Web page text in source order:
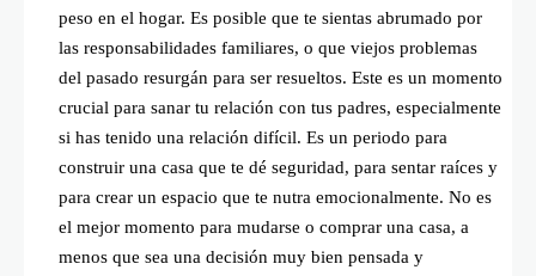
peso en el hogar. Es posible que te sientas abrumado por
las responsabilidades familiares, o que viejos problemas
del pasado resurgán para ser resueltos. Este es un momento
crucial para sanar tu relación con tus padres, especialmente
si has tenido una relación difícil. Es un periodo para
construir una casa que te dé seguridad, para sentar raíces y
para crear un espacio que te nutra emocionalmente. No es
el mejor momento para mudarse o comprar una casa, a
menos que sea una decisión muy bien pensada y